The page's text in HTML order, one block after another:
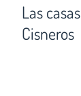
Las
Cisneros